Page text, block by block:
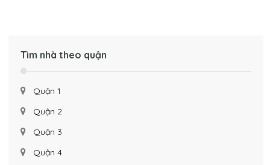
Tìm nhà theo quận
Quận 1
Quận 2
Quận 3
Quận 4